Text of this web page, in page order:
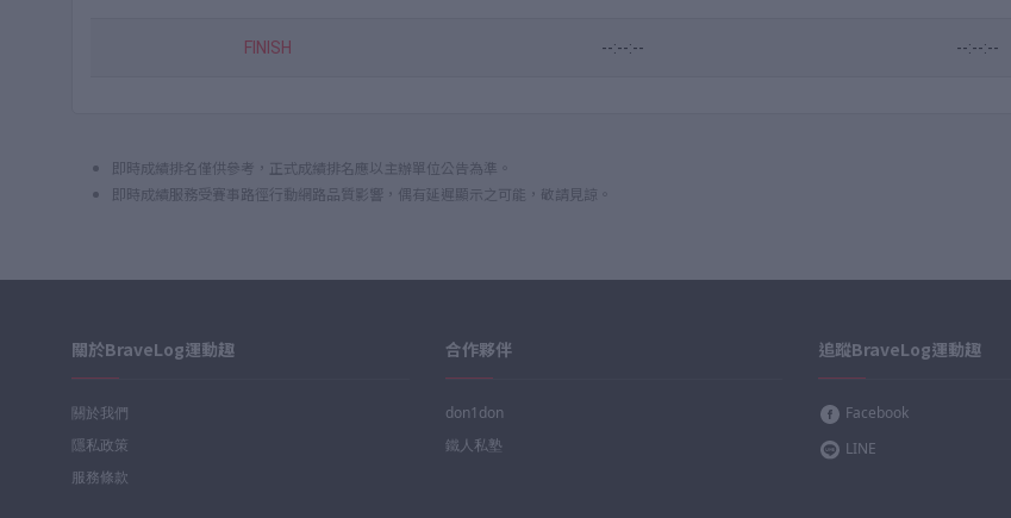
FINISH --:--:-- --:--:--
即時成績排名僅供參考，正式成績排名應以主辦單位公告為準。
即時成績服務受賽事路徑行動網路品質影響，偶有延遲顯示之可能，敬請見諒。
關於BraveLog運動趣
關於我們
隱私政策
服務條款
合作夥伴
don1don
鐵人私塾
追蹤BraveLog運動趣
Facebook
LINE